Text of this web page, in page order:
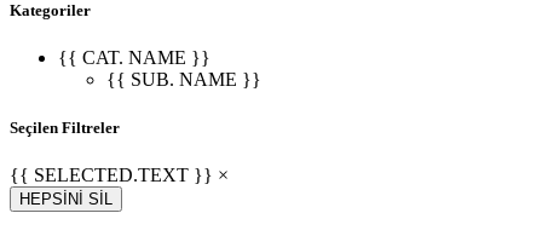
Kategoriler
{{ CAT. NAME }}
{{ SUB. NAME }}
Seçilen Filtreler
{{ SELECTED.TEXT }} ×
HEPSİNİ SİL